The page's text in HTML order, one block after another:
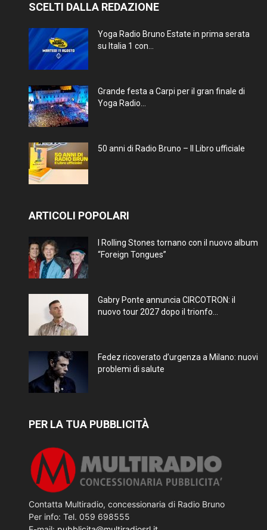
SCELTI DALLA REDAZIONE
Yoga Radio Bruno Estate in prima serata
su Italia 1 con...
Grande festa a Carpi per il gran finale di
Yoga Radio...
50 anni di Radio Bruno – Il Libro ufficiale
ARTICOLI POPOLARI
I Rolling Stones tornano con il nuovo album
“Foreign Tongues”
Gabry Ponte annuncia CIRCOTRON: il
nuovo tour 2027 dopo il trionfo...
Fedez ricoverato d’urgenza a Milano: nuovi
problemi di salute
PER LA TUA PUBBLICITÀ
Contatta Multiradio, concessionaria di Radio Bruno
Per info: Tel. 059 698555